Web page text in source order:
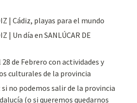
| Cádiz, playas para el mundo
| Un día en SANLÚCAR DE
de Febrero con actividades y
culturales de la provincia
si no podemos salir de la provincia
(o si queremos quedarnos